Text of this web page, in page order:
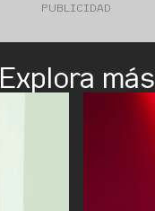
PUBLICIDAD
Explora más